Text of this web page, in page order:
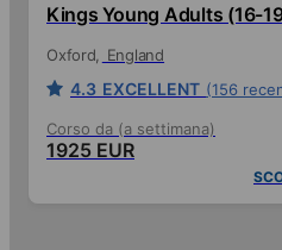
Kings Young Adults (16-
Oxford England
4.3 EXCELLENT (156
Corso da (a settimana)
1925 EUR